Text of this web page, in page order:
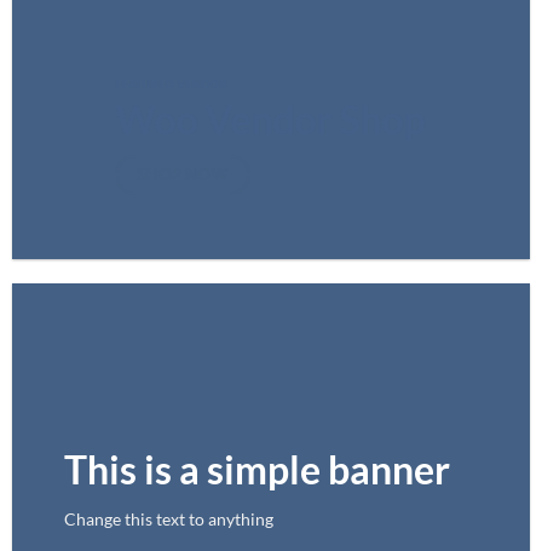
This is a simple banner
Change this text to anything